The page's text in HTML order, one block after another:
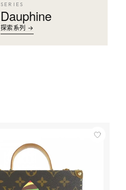
SERIES
Dauphine
探索系列 →